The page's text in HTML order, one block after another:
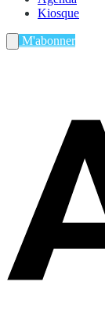
Kiosque
M'abonner